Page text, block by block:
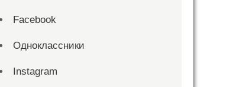
Facebook
Одноклассники
Instagram